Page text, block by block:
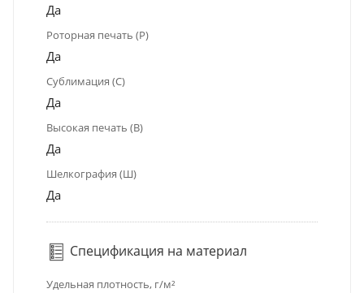
Да
Роторная печать (Р)
Да
Сублимация (С)
Да
Высокая печать (В)
Да
Шелкография (Ш)
Да
Спецификация на материал
Удельная плотность, г/м²